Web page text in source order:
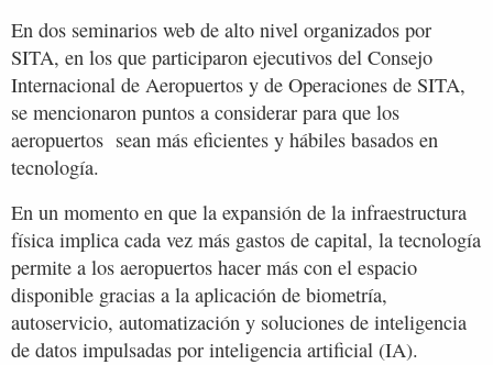
En dos seminarios web de alto nivel organizados por
SITA, en los que participaron ejecutivos del Consejo
Internacional de Aeropuertos y de Operaciones de SITA,
se mencionaron puntos a considerar para que los
aeropuertos sean más eficientes y hábiles basados en
tecnología.
En un momento en que la expansión de la infraestructura
física implica cada vez más gastos de capital, la tecnología
permite a los aeropuertos hacer más con el espacio
disponible gracias a la aplicación de biometría,
autoservicio, automatización y soluciones de inteligencia
de datos impulsadas por inteligencia artificial (IA).